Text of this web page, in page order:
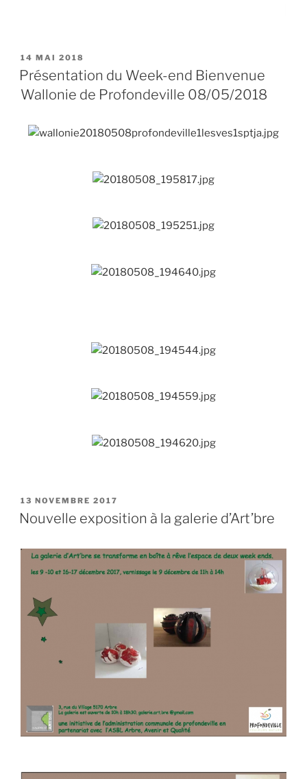
PUBLIÉ
LE
14 MAI 2018
Présentation du Week-end Bienvenue
Wallonie de Profondeville 08/05/2018
PUBLIÉ
LE
13 NOVEMBRE 2017
Nouvelle exposition à la galerie d’Art’bre